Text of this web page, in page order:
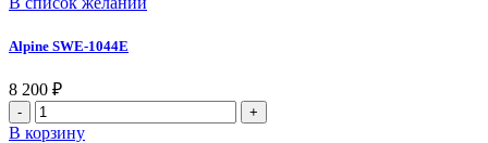
Alpine SWE-1044E
8 200 ₽
В корзину